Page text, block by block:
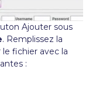
Ajouter sous
. Remplissez la
fichier avec la
: